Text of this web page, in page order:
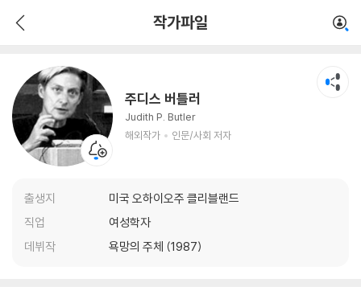
작가파일
주디스 버틀러
Judith P. Butler
해외작가
인문/사회 저자
출생지
미국 오하이오주 클리블랜드
직업
여성학자
데뷔작
욕망의 주체 (1987)